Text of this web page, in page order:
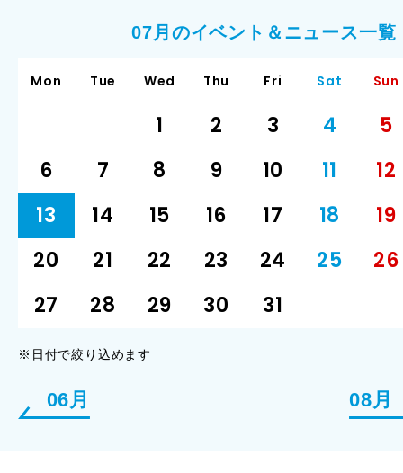
06月
07月のイベント＆ニュース一
Mon Tue Wed Thu Fri Sat Sun
1 2 3 4
5
6
7 8 9 10 11
12
13
14 15 16 17 18
19
20
21 22 23 24 25
26
27
28 29 30 31
※日付で絞り込めます
08月